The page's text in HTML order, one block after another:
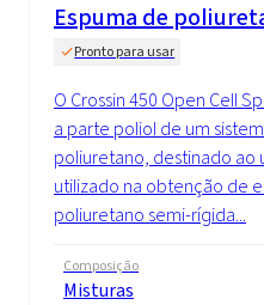
Espuma de
Pronto para usar
O Crossin 450 Open Cell
a parte poliol de um
poliuretano, destinado ao
utilizado na obtenção de
poliuretano semi-rígida...
Composição
Misturas